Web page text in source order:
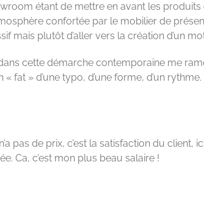
étant de mettre en avant les
confortée par le mobilier de
mais plutôt d’aller vers la création d’un
cette démarche contemporaine me
fat » d’une typo, d’une forme, d’un rythme.
pas de prix, c’est la satisfaction du client,
Ca, c’est mon plus beau salaire !